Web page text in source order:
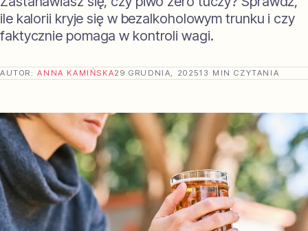
ile kalorii kryje się w bezalkoholowym trunku i czy
faktycznie pomaga w kontroli wagi.
AUTOR:ANNA KAMIŃSKA29 GRUDNIA, 202513 MIN CZYTANIA